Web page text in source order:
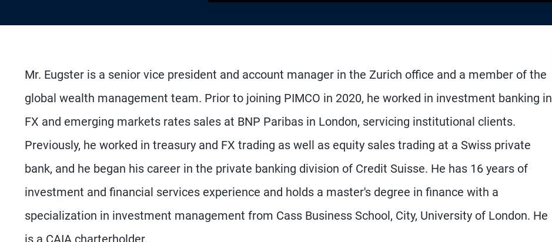
Mr. Eugster is a senior vice president and account manager in the Zurich office and a member of the
global wealth management team. Prior to joining PIMCO in 2020, he worked in investment banking in
FX and emerging markets rates sales at BNP Paribas in London, servicing institutional clients.
Previously, he worked in treasury and FX trading as well as equity sales trading at a Swiss private
bank, and he began his career in the private banking division of Credit Suisse. He has 16 years of
investment and financial services experience and holds a master's degree in finance with a
specialization in investment management from Cass Business School, City, University of London. He
is a CAIA charterholder.